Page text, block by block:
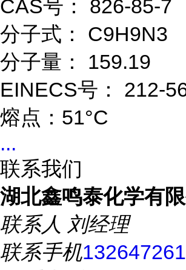
CAS号： 826-85-7
分子式： C9H9N3
分子量： 159.19
EINECS号： 212-
熔点：51°C
...
联系我们
湖北鑫鸣泰化学有
联系人 刘经理
联系手机